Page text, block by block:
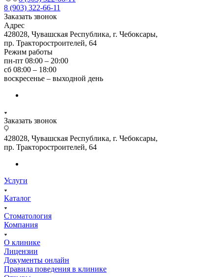
8 (903) 322-66-11
Заказать звонок
Адрес
428028, Чувашская Республика, г. Чебоксары,
пр. Тракторостроителей, 64
Режим работы
пн-пт 08:00 – 20:00
сб 08:00 – 18:00
воскресенье – выходной день
Заказать звонок
428028, Чувашская Республика, г. Чебоксары,
пр. Тракторостроителей, 64
Услуги
Каталог
Стоматология
Компания
О клинике
Лицензии
Документы онлайн
Правила поведения в клинике